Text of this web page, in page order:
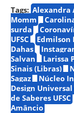
Tags: Alexandra
Momm
surda
UFSC
Edmilson
Dahas
Salvan
Larissa
Sinais (Libras)
Sagaz
Núcleo
Design Universal
de Saberes UFSC
Amâncio